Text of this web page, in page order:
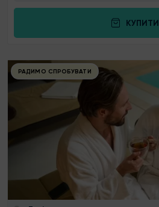
КУПИТИ
РАДИМО СПРОБУВАТИ